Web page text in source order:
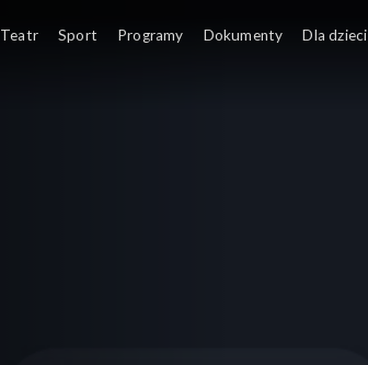
Teatr Sport Programy Dokumenty Dla dzieci